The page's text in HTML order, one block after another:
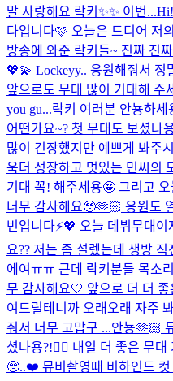
말 사랑해요 락키✨✨ 이번...
다입니다🩷 오늘은 드디어 저
방송에 와준 락키들~ 진짜 진
💖💫 Lockeyy.. 응원해줘서 정
앞으로도 무대 많이 기대해 주
you gu...락키 여러분 안뇽하
어떤가요~? 첫 무대도 보셨나
많이 긴장했지만 예쁘게 봐주
욱더 성장하고 멋있는 민씨의
기대 꼭! 해주세용🤩 그리고
너무 감사해요🥹🫶🏻 응원도
빈입니다⚡️💖 오늘 데뷔무대
요?? 저는 좀 설렜는데 생방
에여ㅠㅠ 근데 락키분들 목소
무 감사해요🤍 앞으로 더 더
여드릴테니까 오래오래 자주
줘서 너무 고맙구 ...안뇽🫶🏻
셨나용?!👌🏻 내일 더 좋은 무
🥹..❤️ 뮤비촬영때 비하인드